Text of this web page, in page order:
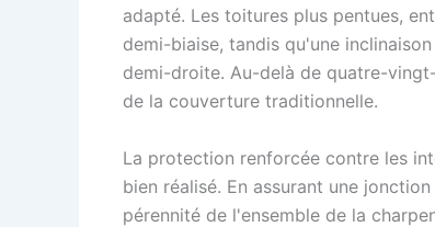
adapté. Les toitures plus pentues,
demi-biaise, tandis qu'une
demi-droite. Au-delà de quatre-
de la couverture traditionnelle.
La protection renforcée contre les
bien réalisé. En assurant une
pérennité de l'ensemble de la